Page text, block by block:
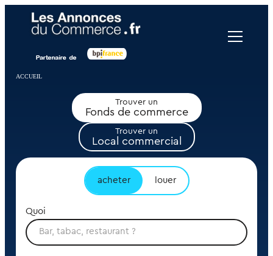
ACCUEIL
Trouver un
Fonds de commerce
Trouver un
Local commercial
acheter louer
Quoi
Panneau de gestion des cookies